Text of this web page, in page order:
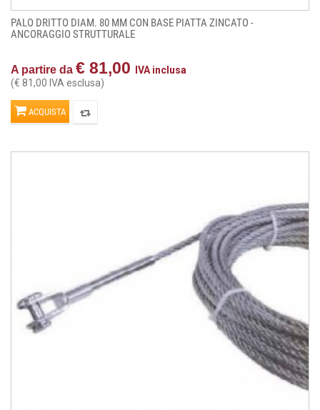
PALO DRITTO DIAM. 80 MM CON BASE PIATTA ZINCATO -
ANCORAGGIO STRUTTURALE
A partire da € 81,00
IVA inclusa
(€ 81,00 IVA esclusa)
ACQUISTA